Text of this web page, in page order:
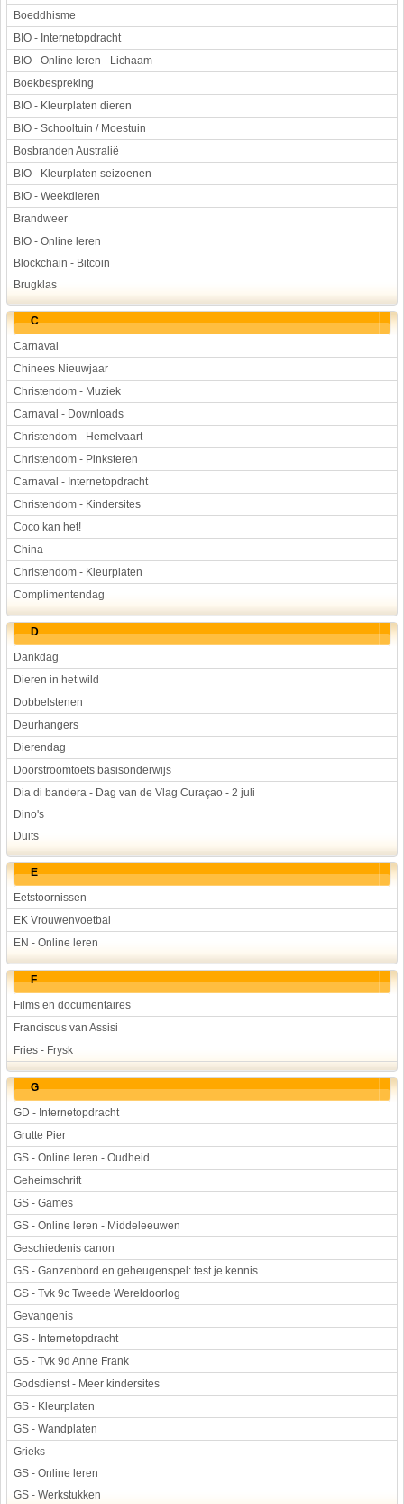
Boeddhisme
BIO - Internetopdracht
BIO - Online leren - Lichaam
Boekbespreking
BIO - Kleurplaten dieren
BIO - Schooltuin / Moestuin
Bosbranden Australië
BIO - Kleurplaten seizoenen
BIO - Weekdieren
Brandweer
BIO - Online leren
Blockchain - Bitcoin
Brugklas
C
Carnaval
Chinees Nieuwjaar
Christendom - Muziek
Carnaval - Downloads
Christendom - Hemelvaart
Christendom - Pinksteren
Carnaval - Internetopdracht
Christendom - Kindersites
Coco kan het!
China
Christendom - Kleurplaten
Complimentendag
D
Dankdag
Dieren in het wild
Dobbelstenen
Deurhangers
Dierendag
Doorstroomtoets basisonderwijs
Dia di bandera - Dag van de Vlag Curaçao - 2 juli
Dino's
Duits
E
Eetstoornissen
EK Vrouwenvoetbal
EN - Online leren
F
Films en documentaires
Franciscus van Assisi
Fries - Frysk
G
GD - Internetopdracht
Grutte Pier
GS - Online leren - Oudheid
Geheimschrift
GS - Games
GS - Online leren - Middeleeuwen
Geschiedenis canon
GS - Ganzenbord en geheugenspel: test je kennis
GS - Tvk 9c Tweede Wereldoorlog
Gevangenis
GS - Internetopdracht
GS - Tvk 9d Anne Frank
Godsdienst - Meer kindersites
GS - Kleurplaten
GS - Wandplaten
Grieks
GS - Online leren
GS - Werkstukken